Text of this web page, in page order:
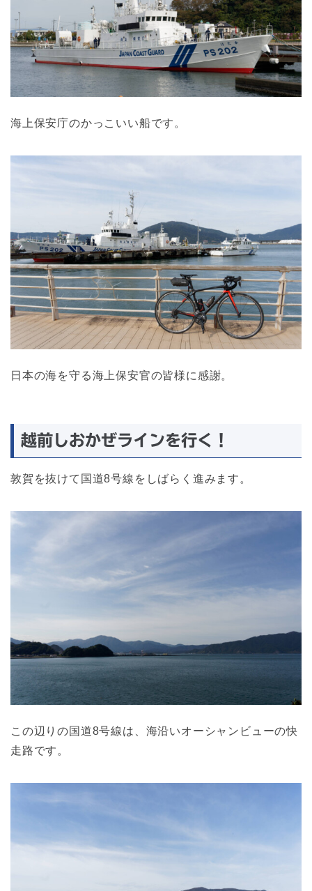
海上保安庁のかっこいい船です。
日本の海を守る海上保安官の皆様に感謝。
越前しおかぜラインを行く！
敦賀を抜けて国道8号線をしばらく進みます。
この辺りの国道8号線は、海沿いオーシャンビューの快
走路です。